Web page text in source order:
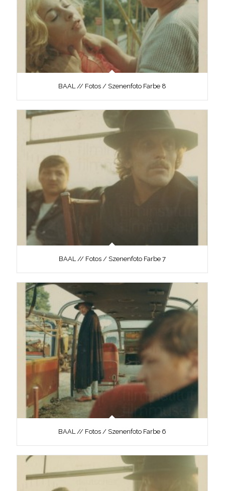
BAAL // Fotos / Szenenfoto Farbe 8
BAAL // Fotos / Szenenfoto Farbe 7
BAAL // Fotos / Szenenfoto Farbe 6